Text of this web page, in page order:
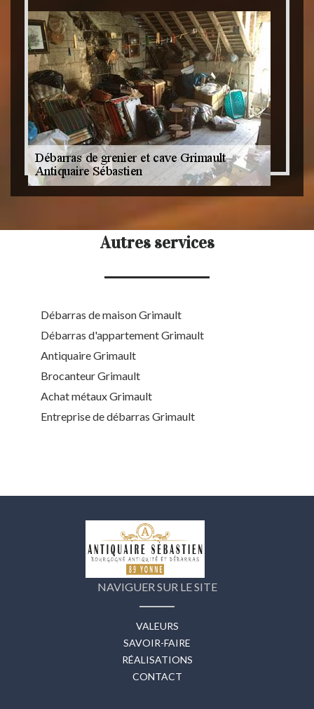
Autres services
Débarras de maison Grimault
Débarras d'appartement Grimault
Antiquaire Grimault
Brocanteur Grimault
Achat métaux Grimault
Entreprise de débarras Grimault
NAVIGUER SUR LE SITE
VALEURS
SAVOIR-FAIRE
RÉALISATIONS
CONTACT